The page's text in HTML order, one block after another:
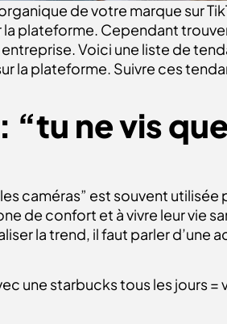
de votre marque sur
plateforme. Cependant
Voici une liste de
la plateforme. Suivre ces
“tu ne vis
caméras” est souvent
de confort et à vivre leur vie
la trend, il faut parler
une starbucks tous les jours